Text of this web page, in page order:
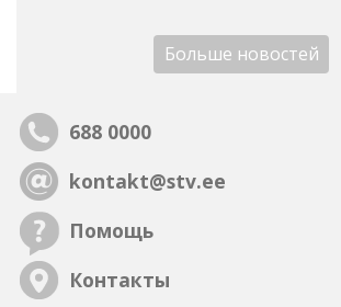
Больше новостей
688 0000
kontakt@stv.ee
Помощь
Контакты